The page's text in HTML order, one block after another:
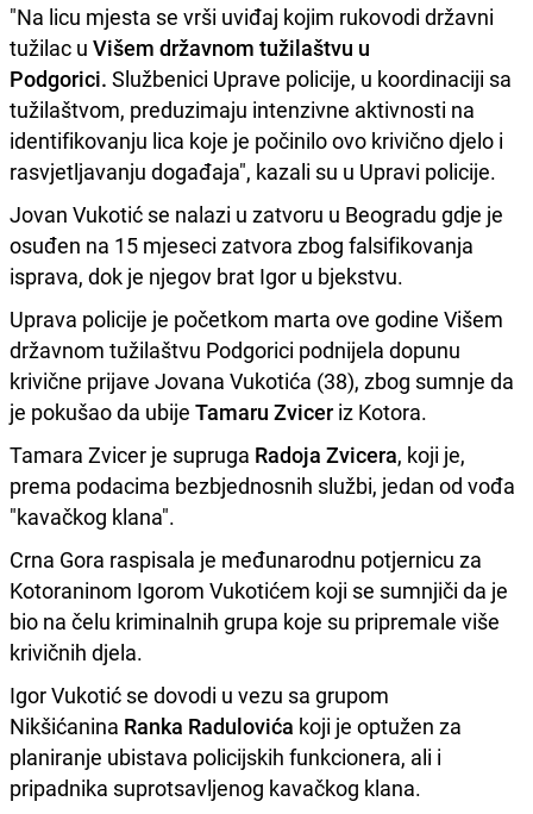
"Na licu mjesta se vrši uviđaj kojim rukovodi državni
tužilac u Višem državnom tužilaštvu u
Podgorici. Službenici Uprave policije, u koordinaciji sa
tužilaštvom, preduzimaju intenzivne aktivnosti na
identifikovanju lica koje je počinilo ovo krivično djelo i
rasvjetljavanju događaja", kazali su u Upravi policije.
Jovan Vukotić se nalazi u zatvoru u Beogradu gdje je
osuđen na 15 mjeseci zatvora zbog falsifikovanja
isprava, dok je njegov brat Igor u bjekstvu.
Uprava policije je početkom marta ove godine Višem
državnom tužilaštvu Podgorici podnijela dopunu
krivične prijave Jovana Vukotića (38), zbog sumnje da
je pokušao da ubije Tamaru Zvicer iz Kotora.
Tamara Zvicer je supruga Radoja Zvicera, koji je,
prema podacima bezbjednosnih službi, jedan od vođa
"kavačkog klana".
Crna Gora raspisala je međunarodnu potjernicu za
Kotoraninom Igorom Vukotićem koji se sumnjiči da je
bio na čelu kriminalnih grupa koje su pripremale više
krivičnih djela.
Igor Vukotić se dovodi u vezu sa grupom
Nikšićanina Ranka Radulovića koji je optužen za
planiranje ubistava policijskih funkcionera, ali i
pripadnika suprotsavljenog kavačkog klana.